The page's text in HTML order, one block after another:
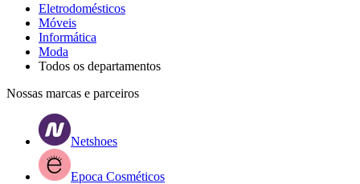
Eletrodomésticos
Móveis
Informática
Moda
Todos os departamentos
Nossas marcas e parceiros
Netshoes
Epoca Cosméticos